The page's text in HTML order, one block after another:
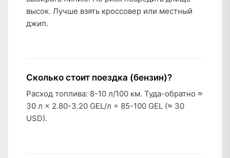
высок. Лучше взять кроссовер или местный
джип.
Сколько стоит поездка (бензин)?
Расход топлива: 8-10 л/100 км. Туда-обратно ≈
30 л × 2.80-3.20 GEL/л = 85-100 GEL (≈ 30
USD).